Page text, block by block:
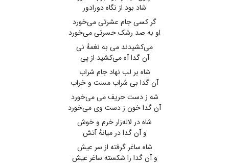
شاد بود از نگاه دورادور
گر کسی جام عشرتی می‌خورد
او به صد رشک حسرتی می‌خورد
می‌کشیدند می به نغمهٔ نی
آن گدا آه می‌کشید از پی
شاه بر لب نهاد جام شراب
آن گدا بی شراب مست و خراب
شه ز دست حریف می می‌خورد
آن گدا خون ز دست وی می‌خورد
شاه در لاله‌زار خرم و خوش
و آن گدا در میانهٔ آتش
شاه ساغر گرفته از سر عیش
و آن گدا را شکسته ساغر عیش